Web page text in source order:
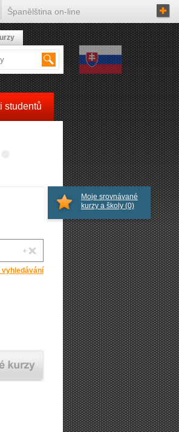
studentů
Moje srovnávané
kurzy a školy (0)
Španělština on-line